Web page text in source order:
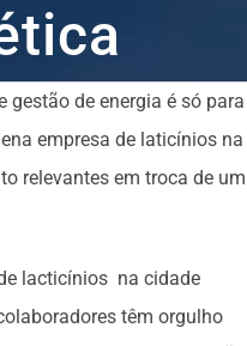
de energia é só para
empresa de laticínios na
relevantes em troca de um
lacticínios na cidade
têm orgulho